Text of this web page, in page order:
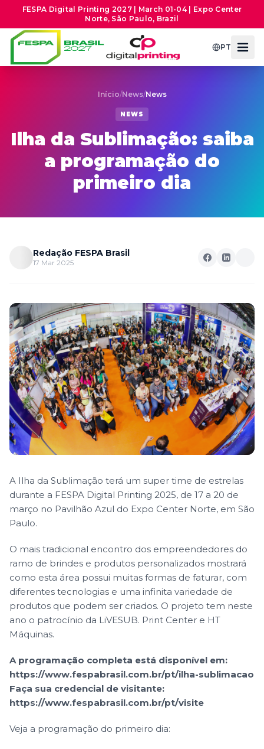
FESPA Digital Printing 2027 | March 01-04 | Expo Center
Norte, São Paulo, Brazil
PT
Início/News/News
NEWS
Ilha da Sublimação: saiba
a programação do
primeiro dia
Redação FESPA Brasil
17 Mar 2025
A Ilha da Sublimação terá um super time de estrelas
durante a FESPA Digital Printing 2025, de 17 a 20 de
março no Pavilhão Azul do Expo Center Norte, em São
Paulo.
O mais tradicional encontro dos empreendedores do
ramo de brindes e produtos personalizados mostrará
como esta área possui muitas formas de faturar, com
diferentes tecnologias e uma infinita variedade de
produtos que podem ser criados. O projeto tem neste
ano o patrocínio da LiVESUB. Print Center e HT
Máquinas.
A programação completa está disponível em:
https://www.fespabrasil.com.br/pt/ilha-sublimacao
Faça sua credencial de visitante:
https://www.fespabrasil.com.br/pt/visite
Veja a programação do primeiro dia: